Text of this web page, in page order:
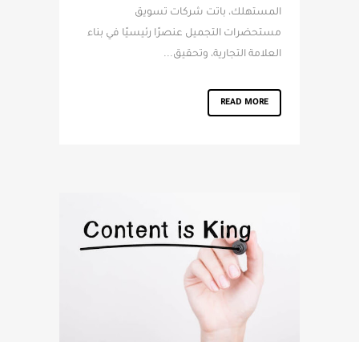
المستهلك، باتت شركات تسويق
مستحضرات التجميل عنصرًا رئيسيًا في بناء
العلامة التجارية، وتحقيق...
READ MORE